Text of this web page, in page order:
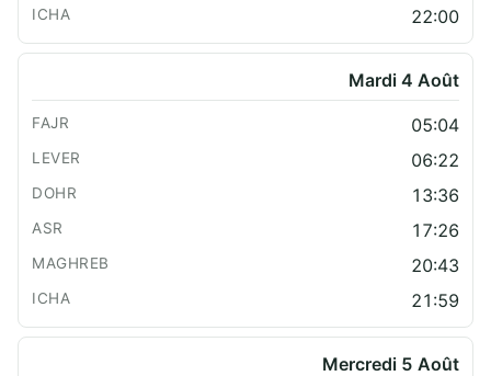
22:00
Mardi 4 Août
05:04
06:22
13:36
17:26
20:43
21:59
Mercredi 5 Août